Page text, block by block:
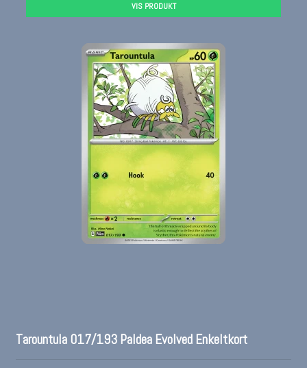
VIS PRODUKT
Tarountula 017/193 Paldea Evolved Enkeltkort